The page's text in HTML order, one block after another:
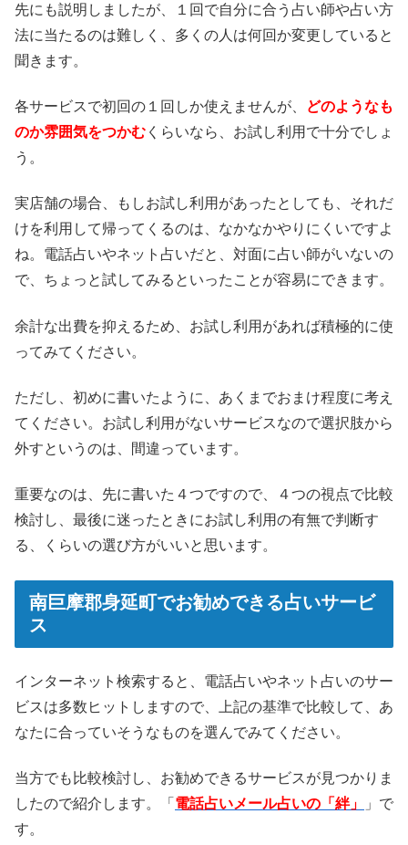
先にも説明しましたが、１回で自分に合う占い師や占い方
法に当たるのは難しく、多くの人は何回か変更していると
聞きます。
各サービスで初回の１回しか使えませんが、
どのようなも
のか雰囲気をつかむ くらいなら、お試し利用で十分でしょ
う。
実店舗の場合、もしお試し利用があったとしても、それだ
けを利用して帰ってくるのは、なかなかやりにくいですよ
ね。電話占いやネット占いだと、対面に占い師がいないの
で、ちょっと試してみるといったことが容易にできます。
余計な出費を抑えるため、お試し利用があれば積極的に使
ってみてください。
ただし、初めに書いたように、あくまでおまけ程度に考え
てください。お試し利用がないサービスなので選択肢から
外すというのは、間違っています。
重要なのは、先に書いた４つですので、４つの視点で比較
検討し、最後に迷ったときにお試し利用の有無で判断す
る、くらいの選び方がいいと思います。
南巨摩郡身延町でお勧めできる占いサービ
ス
インターネット検索すると、電話占いやネット占いのサー
ビスは多数ヒットしますので、上記の基準で比較して、あ
なたに合っていそうなものを選んでみてください。
当方でも比較検討し、お勧めできるサービスが見つかりま
したので紹介します。「 電話占いメール占いの「絆」
」で
す。